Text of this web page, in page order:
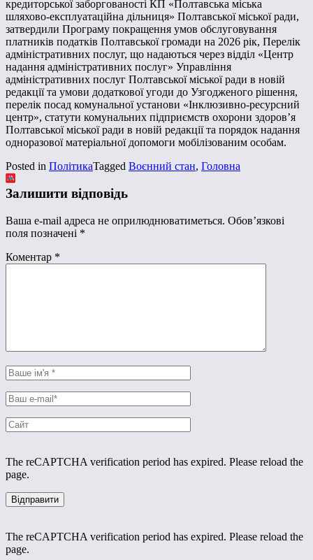
кредиторської заборгованості КП «Полтавська міська
шляхово-експлуатаційна дільниця» Полтавської міської ради,
затвердили Програму покращення умов обслуговування
платників податків Полтавської громади на 2026 рік, Перелік
адміністративних послуг, що надаються через відділ «Центр
надання адміністративних послуг» Управління
адміністративних послуг Полтавської міської ради в новій
редакції та умови додаткової угоди до Узгодженого рішення,
перелік посад комунальної установи «Інклюзивно-ресурсний
центр», статути комунальних підприємств охорони здоров’я
Полтавської міської ради в новій редакції та порядок надання
одноразової матеріальної допомоги мобілізованим особам.
Posted in ПолітикаTagged Воєнний стан, Головна
Залишити відповідь
Ваша e-mail адреса не оприлюднюватиметься. Обов’язкові
поля позначені *
Коментар *
The reCAPTCHA verification period has expired. Please reload the
page.
The reCAPTCHA verification period has expired. Please reload the
page.